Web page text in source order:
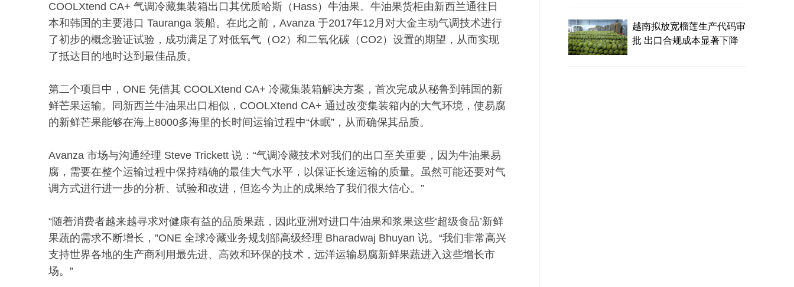
COOLXtend CA+ 气调冷藏集装箱出口其优质哈斯（Hass）牛油果。牛油果货柜由新西兰通往日
本和韩国的主要港口 Tauranga 装船。在此之前，Avanza 于2017年12月对大金主动气调技术进行
了初步的概念验证试验，成功满足了对低氧气（O2）和二氧化碳（CO2）设置的期望，从而实现
了抵达目的地时达到最佳品质。
第二个项目中，ONE 凭借其 COOLXtend CA+ 冷藏集装箱解决方案，首次完成从秘鲁到韩国的新
鲜芒果运输。同新西兰牛油果出口相似，COOLXtend CA+ 通过改变集装箱内的大气环境，使易腐
的新鲜芒果能够在海上8000多海里的长时间运输过程中“休眠”，从而确保其品质。
Avanza 市场与沟通经理 Steve Trickett 说：“气调冷藏技术对我们的出口至关重要，因为牛油果易
腐，需要在整个运输过程中保持精确的最佳大气水平，以保证长途运输的质量。虽然可能还要对气
调方式进行进一步的分析、试验和改进，但迄今为止的成果给了我们很大信心。”
“随着消费者越来越寻求对健康有益的品质果蔬，因此亚洲对进口牛油果和浆果这些‘超级食品’新鲜
果蔬的需求不断增长，”ONE 全球冷藏业务规划部高级经理 Bharadwaj Bhuyan 说。“我们非常高兴
支持世界各地的生产商利用最先进、高效和环保的技术，远洋运输易腐新鲜果蔬进入这些增长市
场。”
越南拟放宽榴莲生产代码审
批 出口合规成本显著下降